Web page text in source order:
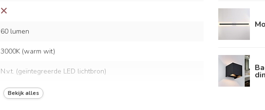
60 lumen
3000K (warm wit)
N.v.t. (geïntegreerde LED lichtbron)
3,4 watt
Bekijk alles